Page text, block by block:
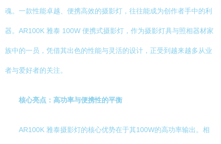
魂。一款性能卓越、便携高效的摄影灯，往往能成为创作者手中的利
器。AR100K 雅泰 100W 便携式摄影灯，作为摄影灯具与照相器材家
族中的一员，凭借其出色的性能与灵活的设计，正受到越来越多从业
者与爱好者的关注。
核心亮点：高功率与便携性的平衡
AR100K 雅泰摄影灯的核心优势在于其100W的高功率输出。相